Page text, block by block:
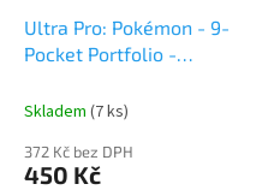
Ultra Pro: Pokémon - 9-
Pocket Portfolio -
Skladem (7 ks)
372 Kč bez DPH
450 Kč